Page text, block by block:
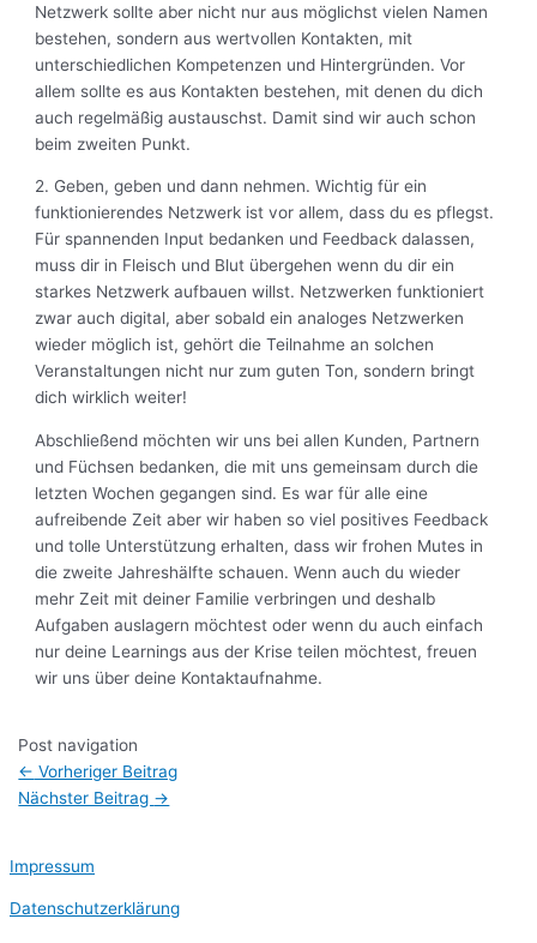
Netzwerk sollte aber nicht nur aus möglichst vielen Namen
bestehen, sondern aus wertvollen Kontakten, mit
unterschiedlichen Kompetenzen und Hintergründen. Vor
allem sollte es aus Kontakten bestehen, mit denen du dich
auch regelmäßig austauschst. Damit sind wir auch schon
beim zweiten Punkt.
2. Geben, geben und dann nehmen. Wichtig für ein
funktionierendes Netzwerk ist vor allem, dass du es pflegst.
Für spannenden Input bedanken und Feedback dalassen,
muss dir in Fleisch und Blut übergehen wenn du dir ein
starkes Netzwerk aufbauen willst. Netzwerken funktioniert
zwar auch digital, aber sobald ein analoges Netzwerken
wieder möglich ist, gehört die Teilnahme an solchen
Veranstaltungen nicht nur zum guten Ton, sondern bringt
dich wirklich weiter!
Abschließend möchten wir uns bei allen Kunden, Partnern
und Füchsen bedanken, die mit uns gemeinsam durch die
letzten Wochen gegangen sind. Es war für alle eine
aufreibende Zeit aber wir haben so viel positives Feedback
und tolle Unterstützung erhalten, dass wir frohen Mutes in
die zweite Jahreshälfte schauen. Wenn auch du wieder
mehr Zeit mit deiner Familie verbringen und deshalb
Aufgaben auslagern möchtest oder wenn du auch einfach
nur deine Learnings aus der Krise teilen möchtest, freuen
wir uns über deine Kontaktaufnahme.
Post navigation
← Vorheriger Beitrag
Nächster Beitrag →
Impressum
Datenschutzerklärung